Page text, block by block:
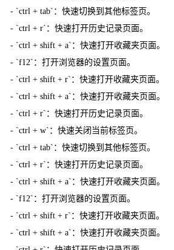
- `ctrl + tab`：快速切换到其他标签页。
- `ctrl + r`：快速打开历史记录页面。
- `ctrl + shift + a`：快速打开收藏夹页面。
- `f12`：打开浏览器的设置页面。
- `ctrl + shift + r`：快速打开收藏夹页面。
- `ctrl + shift + a`：快速打开收藏夹页面。
- `ctrl + r`：快速打开历史记录页面。
- `ctrl + w`：快速关闭当前标签页。
- `ctrl + tab`：快速切换到其他标签页。
- `ctrl + r`：快速打开历史记录页面。
- `ctrl + shift + a`：快速打开收藏夹页面。
- `f12`：打开浏览器的设置页面。
- `ctrl + shift + r`：快速打开收藏夹页面。
- `ctrl + shift + a`：快速打开收藏夹页面。